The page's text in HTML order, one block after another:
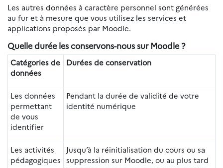
Les autres données à caractère personnel sont générées
au fur et à mesure que vous utilisez les services et
applications proposés par Moodle.
Quelle durée les conservons-nous sur Moodle ?
Catégories de
données
Durées de conservation
Les données
permettant
de vous
identifier
Pendant la durée de validité de votre
identité numérique
Les activités
pédagogiques
Jusqu’à la réinitialisation du cours ou sa
suppression sur Moodle, ou au plus tard